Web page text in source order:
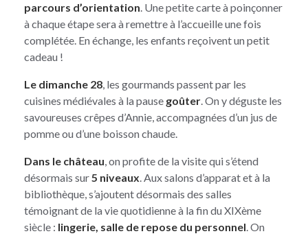
parcours d’orientation. Une petite carte à poinçonner
à chaque étape sera à remettre à l’accueille une fois
complétée. En échange, les enfants reçoivent un petit
cadeau !
Le dimanche 28, les gourmands passent par les
cuisines médiévales à la pause goûter. On y déguste les
savoureuses crêpes d’Annie, accompagnées d’un jus de
pomme ou d’une boisson chaude.
Dans le château, on profite de la visite qui s’étend
désormais sur5 niveaux. Aux salons d’apparat et à la
bibliothèque, s’ajoutent désormais des salles
témoignant de la vie quotidienne à la fin du XIXème
siècle : lingerie, salle de repose du personnel. On